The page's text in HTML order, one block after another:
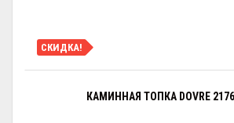
СКИДКА!
КАМИННАЯ ТОПКА DOVRE